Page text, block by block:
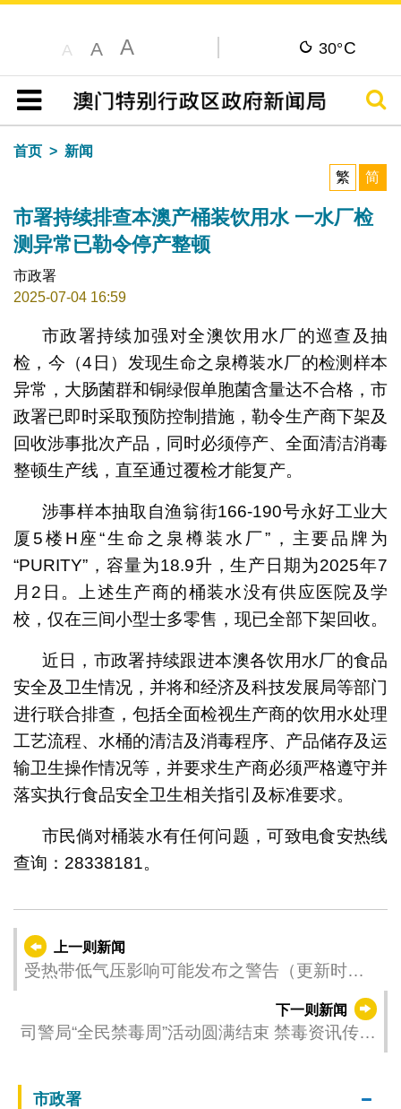
A A A 30°C
目录
搜寻
首页
新闻
繁
简
市署持续排查本澳产桶装饮用水 一水厂检
测异常已勒令停产整顿
市政署
2025-07-04 16:59
市政署持续加强对全澳饮用水厂的巡查及抽
检，今（4日）发现生命之泉樽装水厂的检测样本
异常，大肠菌群和铜绿假单胞菌含量达不合格，市
政署已即时采取预防控制措施，勒令生产商下架及
回收涉事批次产品，同时必须停产、全面清洁消毒
整顿生产线，直至通过覆检才能复产。
涉事样本抽取自渔翁街166-190号永好工业大
厦5楼H座“生命之泉樽装水厂”，主要品牌为
“PURITY”，容量为18.9升，生产日期为2025年7
月2日。上述生产商的桶装水没有供应医院及学
校，仅在三间小型士多零售，现已全部下架回收。
近日，市政署持续跟进本澳各饮用水厂的食品
安全及卫生情况，并将和经济及科技发展局等部门
进行联合排查，包括全面检视生产商的饮用水处理
工艺流程、水桶的清洁及消毒程序、产品储存及运
输卫生操作情况等，并要求生产商必须严格遵守并
落实执行食品安全卫生相关指引及标准要求。
市民倘对桶装水有任何问题，可致电食安热线
查询：28338181。
上一则新闻
受热带低气压影响可能发布之警告（更新时
下一则新闻
司警局“全民禁毒周”活动圆满结束 禁毒资讯传播
市政署